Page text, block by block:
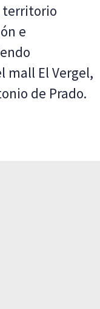
territorio
e
mall El Vergel,
de Prado.